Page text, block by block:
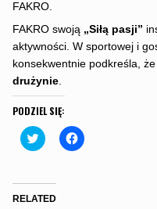
FAKRO.
FAKRO swoją „Siłą pasji”
aktywności. W sportowej i
konsekwentnie podkreśla, że
drużynie.
PODZIEL SIĘ:
C
l
t
o
C
l
RELATED